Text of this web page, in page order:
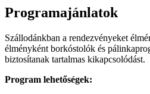
Programajánlatok
Szállodánkban a rendezvényeket
élményként borkóstolók és
biztosítanak tartalmas kikapcsolódást.
Program lehetőségek: